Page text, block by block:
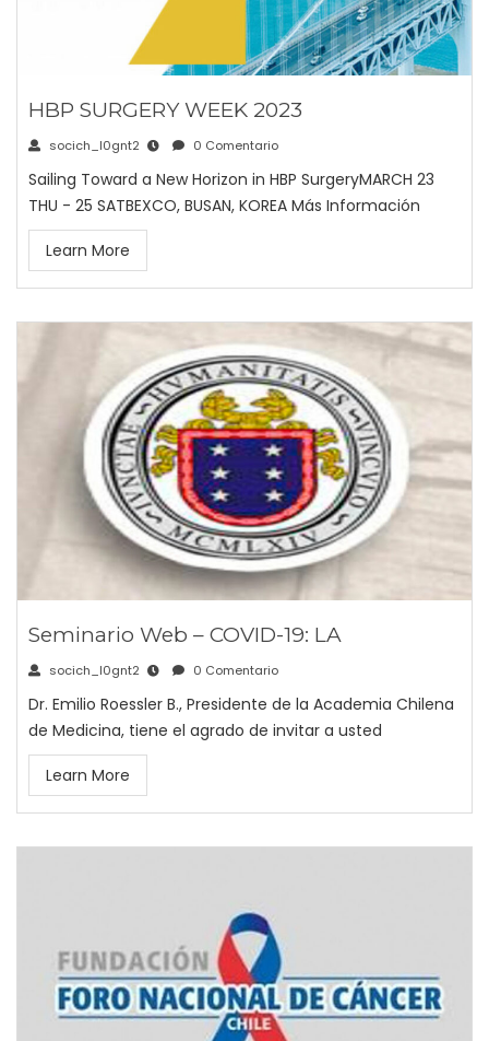
HBP SURGERY WEEK 2023
socich_l0gnt2 0 Comentario
Sailing Toward a New Horizon in HBP SurgeryMARCH 23
THU - 25 SATBEXCO, BUSAN, KOREA Más Información
Learn More
Seminario Web – COVID-19: LA
socich_l0gnt2 0 Comentario
Dr. Emilio Roessler B., Presidente de la Academia Chilena
de Medicina, tiene el agrado de invitar a usted
Learn More